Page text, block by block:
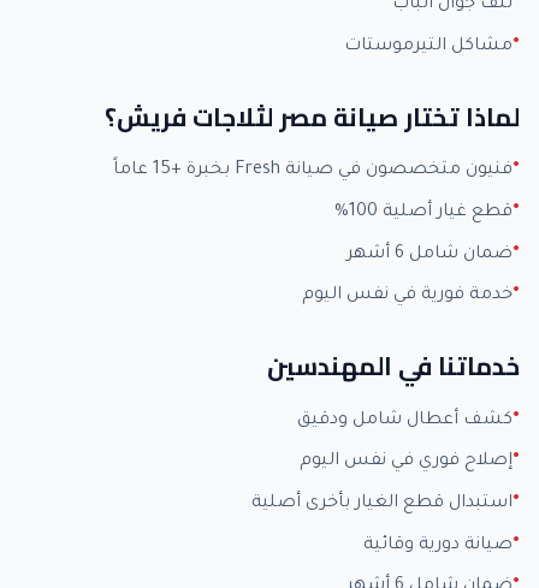
تلف جوان الباب
مشاكل التيرموستات
لماذا تختار صيانة مصر لثلاجات فريش؟
فنيون متخصصون في صيانة Fresh بخبرة +15 عاماً
قطع غيار أصلية 100%
ضمان شامل 6 أشهر
خدمة فورية في نفس اليوم
خدماتنا في المهندسين
كشف أعطال شامل ودقيق
إصلاح فوري في نفس اليوم
استبدال قطع الغيار بأخرى أصلية
صيانة دورية وقائية